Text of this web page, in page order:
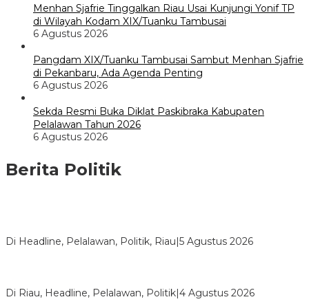
Menhan Sjafrie Tinggalkan Riau Usai Kunjungi Yonif TP
di Wilayah Kodam XIX/Tuanku Tambusai
6 Agustus 2026
Pangdam XIX/Tuanku Tambusai Sambut Menhan Sjafrie
di Pekanbaru, Ada Agenda Penting
6 Agustus 2026
Sekda Resmi Buka Diklat Paskibraka Kabupaten
Pelalawan Tahun 2026
6 Agustus 2026
Berita Politik
Di Headline, Pelalawan, Politik, Riau|5 Agustus 2026
Di Riau, Headline, Pelalawan, Politik|4 Agustus 2026